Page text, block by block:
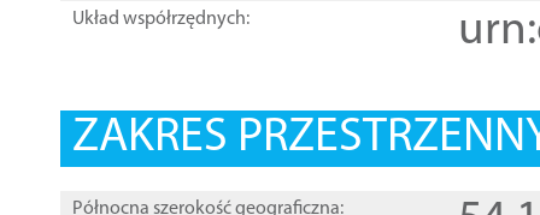
Układ współrzędnych:
ZAKRES
Północna szerokość geograficzna: